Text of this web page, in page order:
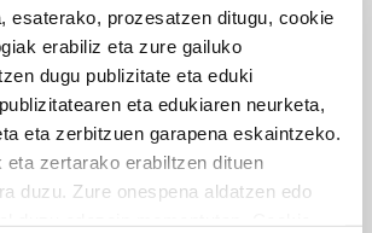
esaterako, prozesatzen ditugu, cookie
erabiliz eta zure gailuko
dugu publizitate eta eduki
eta edukiaren neurketa,
eta zerbitzuen garapena eskaintzeko.
eta zertarako erabiltzen dituen
duzu. Zure onespena aldatzen edo
aukera 'KimiK' eta